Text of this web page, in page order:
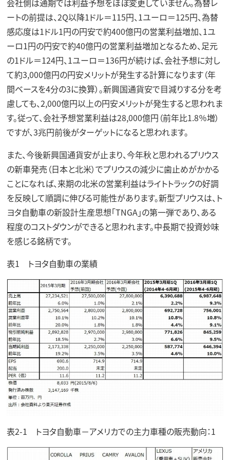
会社側は通期では利益予想をほぼ変更していません。為替レ
ートの前提は、2Q以降1ドル＝115円、1ユーロ＝125円、為替
感応度は1ドル1円の円安で約400億円の営業利益増加、1ユ
ーロ1円の円安で約40億円の営業利益増加となるため、足元
の1ドル＝124円、1ユーロ＝136円が続けば、会社予想に対し
て約3,000億円の円安メリットが発生する計算になります（年
間ベースを4分の3に換算）。新興国通貨安で目減りする分を考
慮しても、2,000億円以上の円安メリットが発生すると思われま
す。従って、会社予想営業利益は28,000億円（前年比1.8％増）
ですが、3兆円前後がターゲットになると思われます。
また、今後新興国通貨安が止まり、今年秋と思われるプリウス
の新車発売（日本と北米）でプリウスの減少に歯止めがかかる
ことになれば、来期の北米の営業利益はライトトラックの好調
を反映して順調に伸びる可能性があります。新型プリウスは、ト
ヨタ自動車の新設計生産思想「TNGA」の第一弾であり、ある
程度のコストダウンができると思われます。中長期で投資妙味
を感じる銘柄です。
表1 トヨタ自動車の業績
表2-1 トヨタ自動車－アメリカでの主力車種の販売動向：1